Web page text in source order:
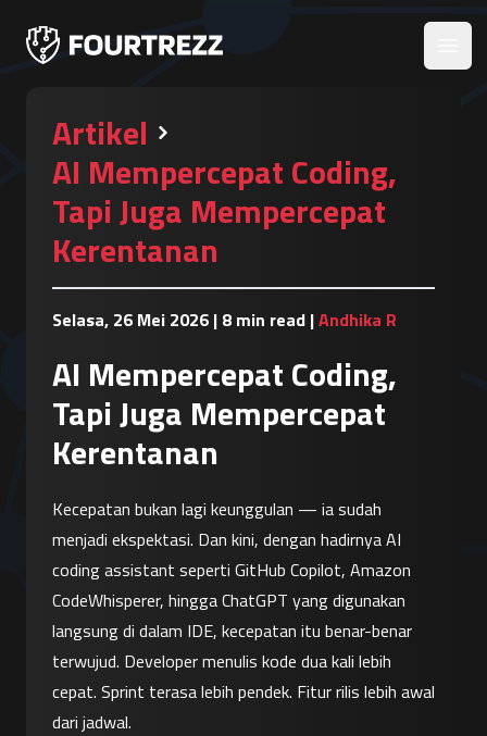
Artikel
AI Mempercepat Coding,
Tapi Juga Mempercepat
Kerentanan
Selasa, 26 Mei 2026 | 8 min read |Andhika R
AI Mempercepat Coding,
Tapi Juga Mempercepat
Kerentanan
Kecepatan bukan lagi keunggulan — ia sudah
menjadi ekspektasi. Dan kini, dengan hadirnya AI
coding assistant seperti GitHub Copilot, Amazon
CodeWhisperer, hingga ChatGPT yang digunakan
langsung di dalam IDE, kecepatan itu benar-benar
terwujud. Developer menulis kode dua kali lebih
cepat. Sprint terasa lebih pendek. Fitur rilis lebih awal
dari jadwal.